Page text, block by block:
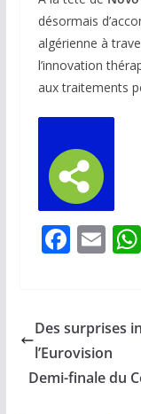
désormais
algérienne à
l’innovation
aux traitements
F
b
o
o
E
l
Des surprises
l’Eurovision
Demi-finale du